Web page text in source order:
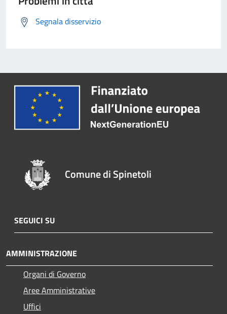
Segnala disservizio
Comune di Spinetoli
SEGUICI SU
AMMINISTRAZIONE
Organi di Governo
Aree Amministrative
Uffici